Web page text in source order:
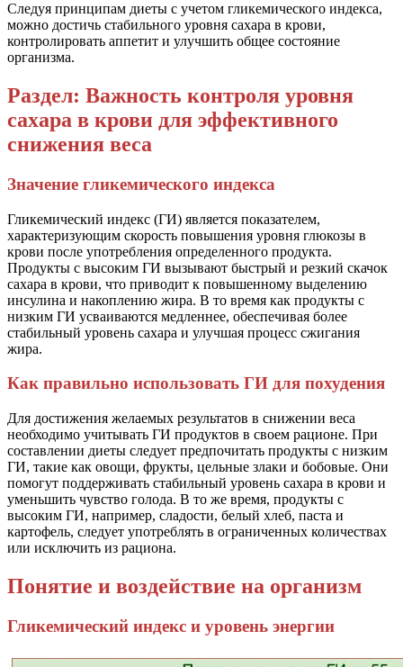
Следуя принципам диеты с учетом гликемического индекса,
можно достичь стабильного уровня сахара в крови,
контролировать аппетит и улучшить общее состояние
организма.
Раздел: Важность контроля уровня
сахара в крови для эффективного
снижения веса
Значение гликемического индекса
Гликемический индекс (ГИ) является показателем,
характеризующим скорость повышения уровня глюкозы в
крови после употребления определенного продукта.
Продукты с высоким ГИ вызывают быстрый и резкий скачок
сахара в крови, что приводит к повышенному выделению
инсулина и накоплению жира. В то время как продукты с
низким ГИ усваиваются медленнее, обеспечивая более
стабильный уровень сахара и улучшая процесс сжигания
жира.
Как правильно использовать ГИ для похудения
Для достижения желаемых результатов в снижении веса
необходимо учитывать ГИ продуктов в своем рационе. При
составлении диеты следует предпочитать продукты с низким
ГИ, такие как овощи, фрукты, цельные злаки и бобовые. Они
помогут поддерживать стабильный уровень сахара в крови и
уменьшить чувство голода. В то же время, продукты с
высоким ГИ, например, сладости, белый хлеб, паста и
картофель, следует употреблять в ограниченных количествах
или исключить из рациона.
Понятие и воздействие на организм
Гликемический индекс и уровень энергии